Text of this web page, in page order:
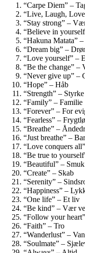
“Carpe Diem” –
“Live, Laugh,
“Stay strong” –
“Believe in
“Hakuna Matata”
“Dream big” –
“Love yourself” –
“Be the change” –
“Never give up” –
“Hope” – Håb
“Strength” – Styrke
“Family” – Familie
“Forever” – For
“Fearless” –
“Breathe” –
“Just breathe” –
“Love conquers
“Be true to
“Beautiful” – Smuk
“Create” – Skab
“Serenity” –
“Happiness” –
“One life” – Et liv
“Be kind” – Vær
“Follow your
“Faith” – Tro
“Wanderlust” –
“Soulmate” –